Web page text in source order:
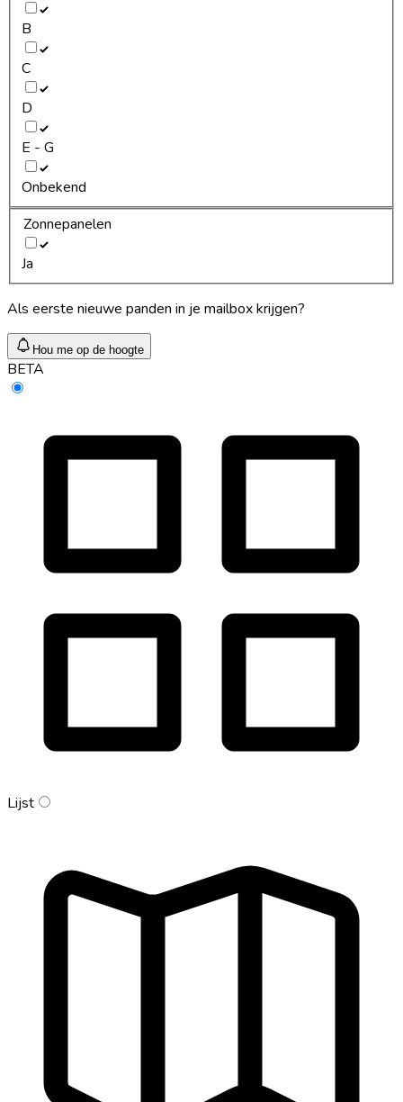
B
C
D
E - G
Onbekend
Zonnepanelen
Ja
Als eerste nieuwe panden in je mailbox krijgen?
Hou me op de hoogte
BETA
Lijst